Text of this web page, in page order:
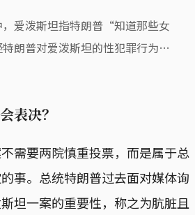
爱泼斯坦指特朗普“知道那些女
朗普对爱泼斯坦的性犯罪行为知
表决？
需要两院慎重投票，而是属于总
事。总统特朗普过去面对媒体询
坦一案的重要性，称之为肮脏且